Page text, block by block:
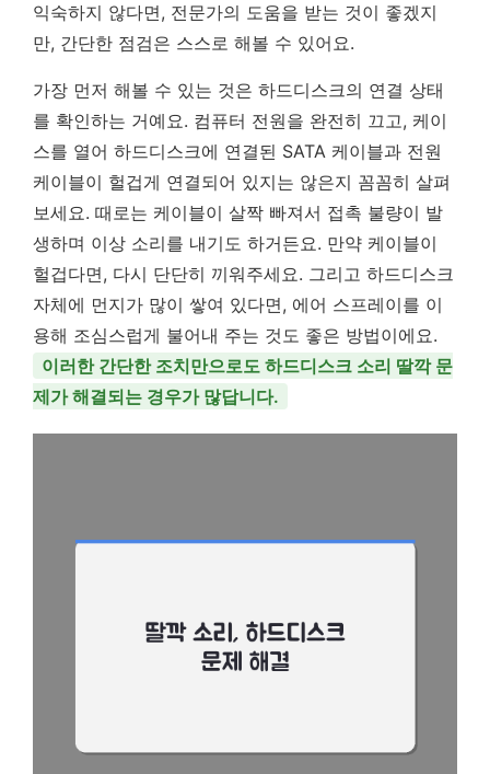
익숙하지 않다면, 전문가의 도움을 받는 것이 좋겠지
만, 간단한 점검은 스스로 해볼 수 있어요.
가장 먼저 해볼 수 있는 것은 하드디스크의 연결 상태
를 확인하는 거예요. 컴퓨터 전원을 완전히 끄고, 케이
스를 열어 하드디스크에 연결된 SATA 케이블과 전원
케이블이 헐겁게 연결되어 있지는 않은지 꼼꼼히 살펴
보세요. 때로는 케이블이 살짝 빠져서 접촉 불량이 발
생하며 이상 소리를 내기도 하거든요. 만약 케이블이
헐겁다면, 다시 단단히 끼워주세요. 그리고 하드디스크
자체에 먼지가 많이 쌓여 있다면, 에어 스프레이를 이
용해 조심스럽게 불어내 주는 것도 좋은 방법이에요.
이러한 간단한 조치만으로도 하드디스크 소리 딸깍 문
제가 해결되는 경우가 많답니다.